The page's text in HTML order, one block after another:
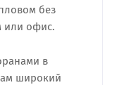
без
или офис.
в
широкий